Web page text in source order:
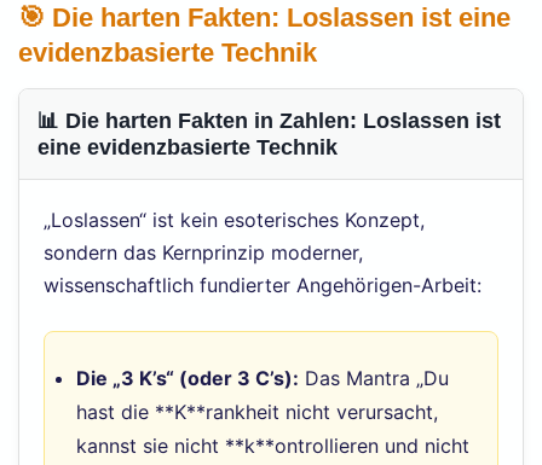
🎯 Die harten Fakten: Loslassen ist eine
evidenzbasierte Technik
📊 Die harten Fakten in Zahlen: Loslassen ist
eine evidenzbasierte Technik
„Loslassen“ ist kein esoterisches Konzept,
sondern das Kernprinzip moderner,
wissenschaftlich fundierter Angehörigen-Arbeit:
Die „3 K’s“ (oder 3 C’s): Das Mantra „Du
hast die **K**rankheit nicht verursacht,
kannst sie nicht **k**ontrollieren und nicht